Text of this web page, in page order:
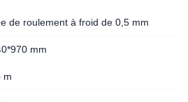
de roulement à froid de 0,5 mm
mm
m